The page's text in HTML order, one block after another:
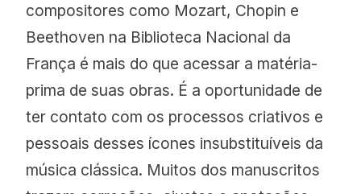
compositores como Mozart, Chopin e
Beethoven na Biblioteca Nacional da
França é mais do que acessar a matéria-
prima de suas obras. É a oportunidade de
ter contato com os processos criativos e
pessoais desses ícones insubstituíveis da
música clássica. Muitos dos manuscritos